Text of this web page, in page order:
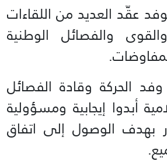
عقّد العديد من اللقاءات
والفصائل الوطنية
الحركة وقادة الفصائل
أبدوا إيجابية ومسؤولية
بهدف الوصول إلى اتفاق